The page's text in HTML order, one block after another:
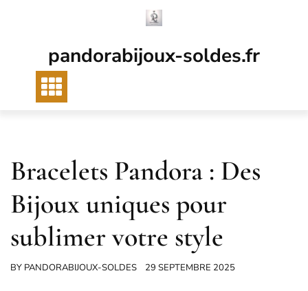
pandorabijoux-soldes.fr
Bracelets Pandora : Des
Bijoux uniques pour
sublimer votre style
BY PANDORABIJOUX-SOLDES 29 SEPTEMBRE 2025